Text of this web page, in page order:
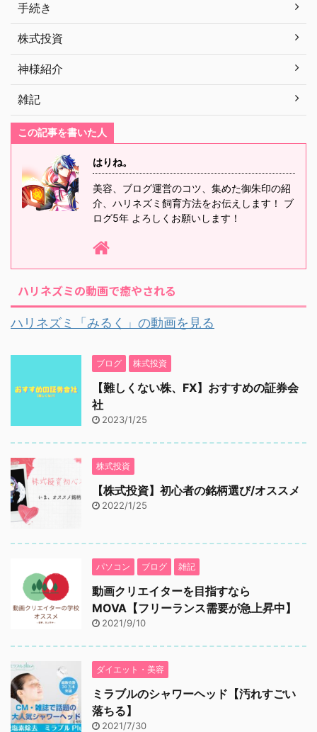
手続き
株式投資
神様紹介
雑記
この記事を書いた人
はりね。
美容、ブログ運営のコツ、集めた御朱印の紹
介、ハリネズミ飼育方法をお伝えします！ ブ
ログ5年 よろしくお願いします！
ハリネズミの動画で癒やされる
ハリネズミ「みるく」の動画を見る
ブログ 株式投資
【難しくない株、FX】おすすめの証券会
社
2023/1/25
株式投資
【株式投資】初心者の銘柄選び/オススメ
2022/1/25
パソコン ブログ 雑記
動画クリエイターを目指すなら
MOVA【フリーランス需要が急上昇中】
2021/9/10
ダイエット・美容
ミラブルのシャワーヘッド【汚れすごい
落ちる】
2021/7/30